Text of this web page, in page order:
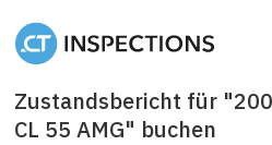
Zustandsbericht für
CL 55 AMG" buchen